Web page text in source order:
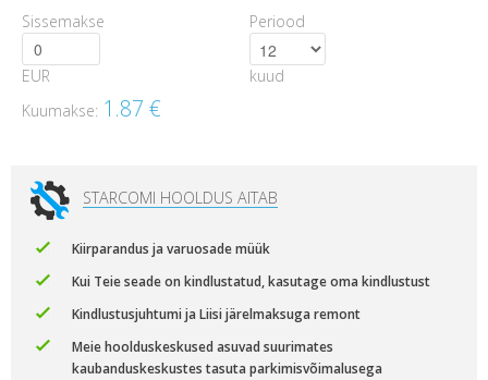
Sissemakse
EUR
Periood
kuud
Kuumakse: 1.87 €
STARCOMI HOOLDUS AITAB
Kiirparandus ja varuosade müük
Kui Teie seade on kindlustatud, kasutage oma kindlustust
Kindlustusjuhtumi ja Liisi järelmaksuga remont
Meie hoolduskeskused asuvad suurimates
kaubanduskeskustes tasuta parkimisvõimalusega